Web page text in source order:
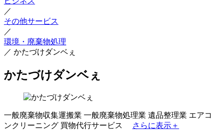
／
その他サービス
／
環境・廃棄物処理
／ かたづけダンベぇ
かたづけダンベぇ
一般廃棄物収集運搬業 一般廃棄物処理業 遺品整理業 エアコ
ンクリーニング 買物代行サービス さらに表示＋